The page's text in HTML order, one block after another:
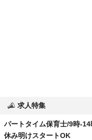
求人特集
パートタイム保育士/9時-
休み明けスタートOK